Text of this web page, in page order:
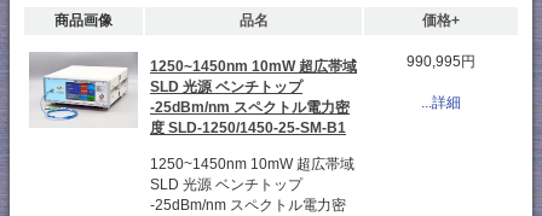
商品画像 品名 価格+
1250~1450nm 10mW 超広帯域
SLD 光源 ベンチトップ
-25dBm/nm スペクトル電力密
度 SLD-1250/1450-25-SM-B1
1250~1450nm 10mW 超広帯域
SLD 光源 ベンチトップ
-25dBm/nm スペクトル電力密
990,995円
...詳細